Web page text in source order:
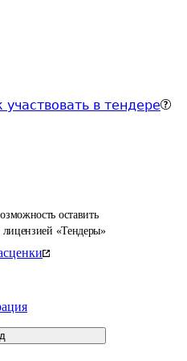
участвовать в тендере
оставить
лицензией «Тендеры»